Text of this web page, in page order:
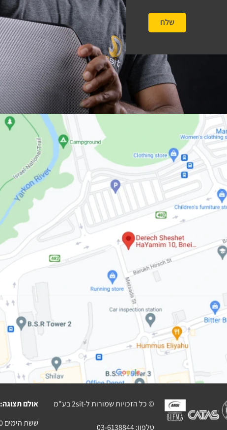
שלח
© כל הזכויות שמורות ל-2sit בע"מ
טלפון:03-6138844
אולם תצוגה:
ששת הימים 10 בני ברק , קומה א'